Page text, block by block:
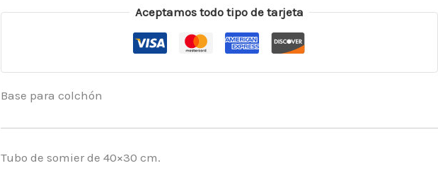
Aceptamos todo tipo de tarjeta
Base para colchón
Tubo de somier de 40×30 cm.